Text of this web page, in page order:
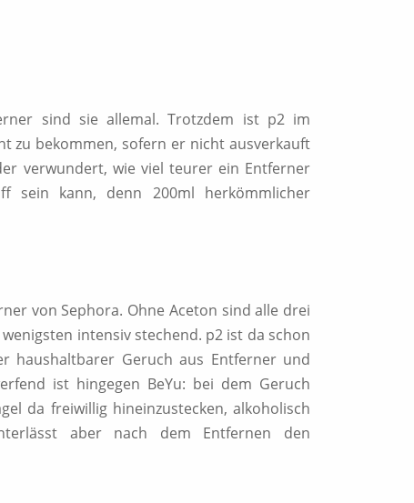
sind sie allemal. Trotzdem ist p2 im
zu bekommen, sofern er nicht ausverkauft
verwundert, wie viel teurer ein Entferner
sein kann, denn 200ml herkömmlicher
von Sephora. Ohne Aceton sind alle drei
intensiv stechend. p2 ist da schon
haushaltbarer Geruch aus Entferner und
ist hingegen BeYu: bei dem Geruch
da freiwillig hineinzustecken, alkoholisch
aber nach dem Entfernen den